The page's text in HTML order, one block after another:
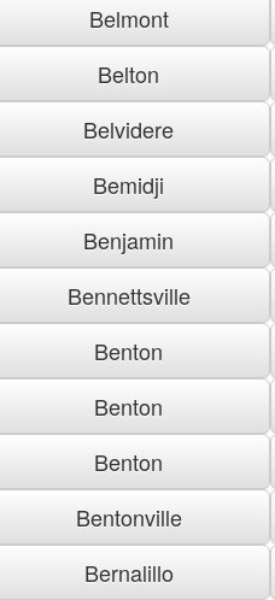
Belmont
Belton
Belvidere
Bemidji
Benjamin
Bennettsville
Benton
Benton
Benton
Bentonville
Bernalillo